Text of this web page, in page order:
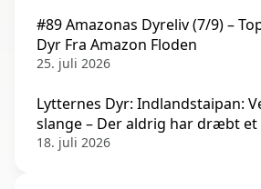
#89 Amazonas Dyreliv (7/9) –
Dyr Fra Amazon Floden
25. juli 2026
Lytternes Dyr: Indlandstaipan:
slange – Der aldrig har dræbt et
18. juli 2026